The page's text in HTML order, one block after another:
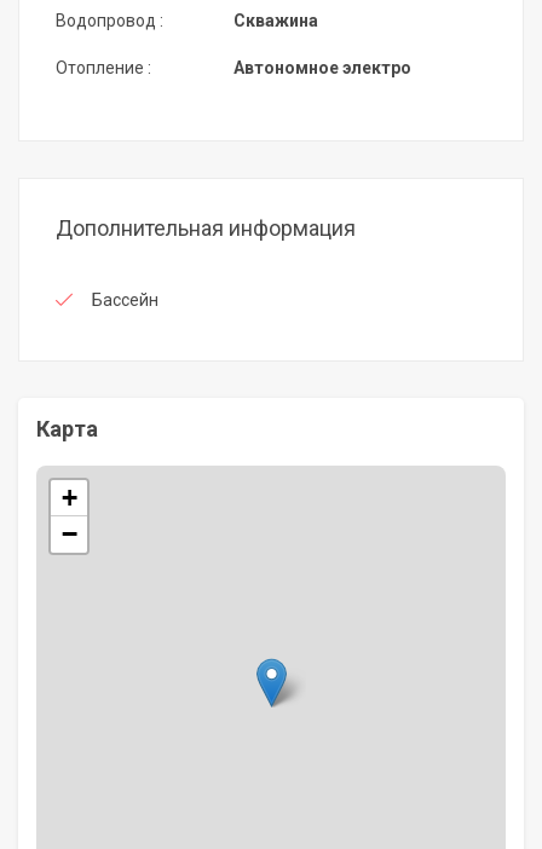
Водопровод :
Отопление :
Скважина
Автономное электро
Дополнительная информация
Бассейн
Карта
+
−